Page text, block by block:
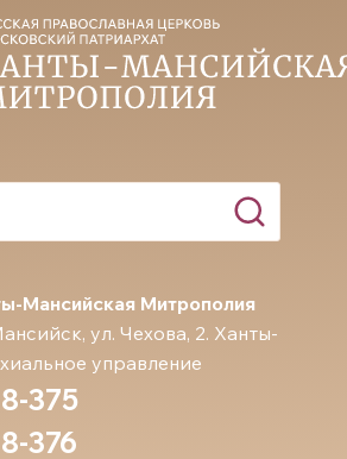
Мансийская Митрополия
ул. Чехова, 2. Ханты-
управление
375
376